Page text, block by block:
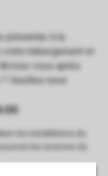
les installations du
les environs du